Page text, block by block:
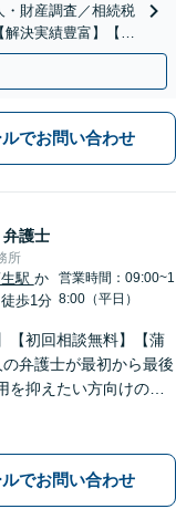
財産調査／相続税
決実績豊富】【電
ルでお問い合わせ
弁護士
所
駅 か
徒歩1分
営業時間：09:00~1
8:00（平日）
【初回相談無料】【蒲
弁護士が最初から最後
を抑えたい方向けのバ
事務所】【休日・夜間
ルでお問い合わせ